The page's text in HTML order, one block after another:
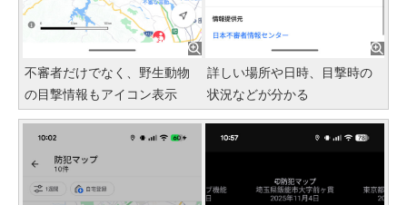
不審者だけでなく、野生動物
の目撃情報もアイコン表示
詳しい場所や日時、目撃時の
状況などが分かる